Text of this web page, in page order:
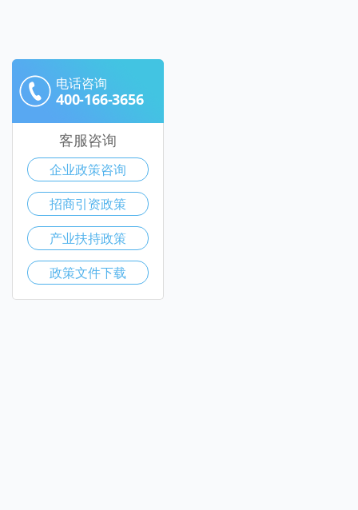
电话咨询
400-166-3656
客服咨询
企业政策咨询
招商引资政策
产业扶持政策
政策文件下载